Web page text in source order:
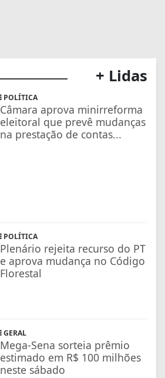
+ Lidas
POLÍTICA
Câmara aprova minirreforma
eleitoral que prevê mudanças
na prestação de contas...
POLÍTICA
Plenário rejeita recurso do PT
e aprova mudança no Código
Florestal
GERAL
Mega-Sena sorteia prêmio
estimado em R$ 100 milhões
neste sábado